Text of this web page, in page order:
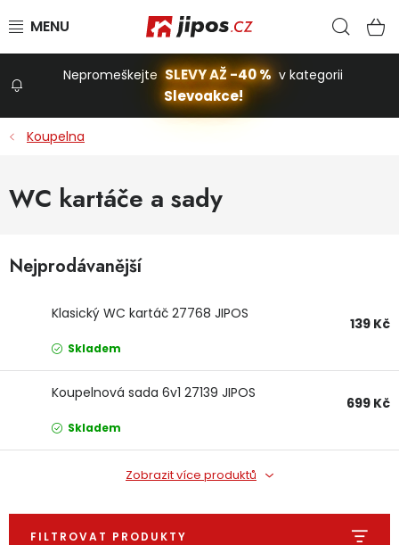
Domácnost
Autodoplňky
Vánoce
Nepromeškejte SLEVY AŽ -40 % v kategorii
Slevoakce!
Koupelna
WC kartáče a sady
Nejprodávanější
Klasický WC kartáč 27768 JIPOS
139 Kč
Skladem
Koupelnová sada 6v1 27139 JIPOS
699 Kč
Skladem
Zobrazit více produktů
FILTROVAT PRODUKTY